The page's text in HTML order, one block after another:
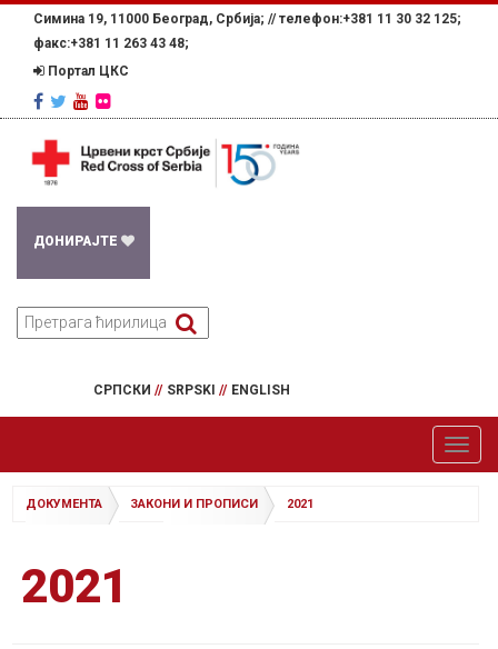
Симина 19, 11000 Београд, Србија; // телефон:+381 11 30 32 125;
факс:+381 11 263 43 48;
Портал ЦКС
ДОНИРАЈТЕ
СРПСКИ // SRPSKI // ENGLISH
ДОКУМЕНТА ЗАКОНИ И ПРОПИСИ 2021
2021